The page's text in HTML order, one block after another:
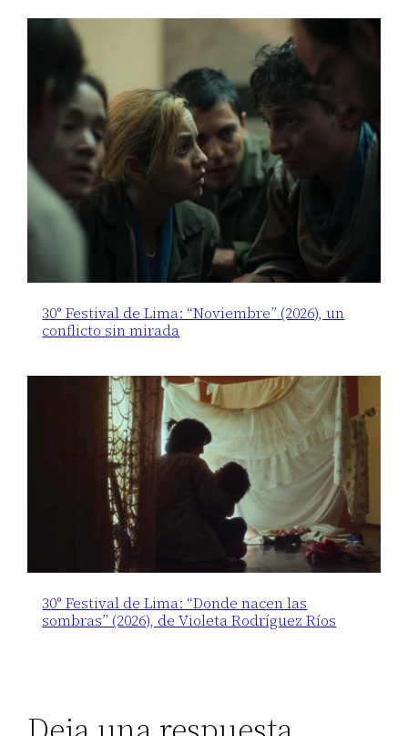
30° Festival de Lima: “Noviembre” (2026), un
conflicto sin mirada
30° Festival de Lima: “Donde nacen las
sombras” (2026), de Violeta Rodríguez Ríos